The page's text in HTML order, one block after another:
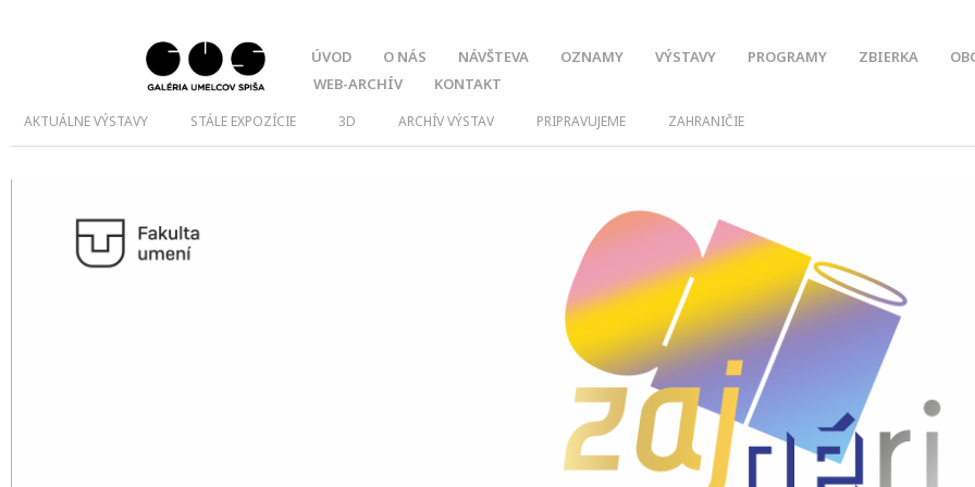
ÚVOD O NÁS NÁVŠTEVA OZNAMY VÝSTAVY PROGRAMY ZBIERKA
WEB-ARCHÍV
KONTAKT
AKTUÁLNE VÝSTAVY STÁLE EXPOZÍCIE 3D ARCHÍV VÝSTAV PRIPRAVUJEME ZAHRANIČIE